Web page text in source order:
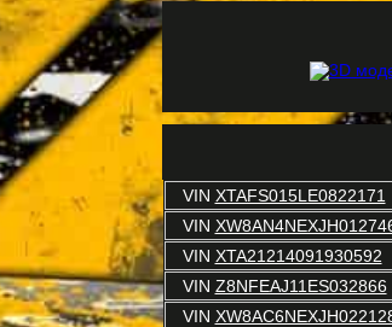
VIN XTAFS015LE0822171
VIN
VIN XTA21214091930592
VIN Z8NFEAJ11ES032866
VIN